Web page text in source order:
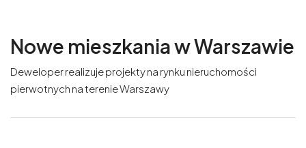
Nowe mieszkania w Warszawie
Deweloper realizuje projekty na rynku nieruchomości
pierwotnych na terenie Warszawy